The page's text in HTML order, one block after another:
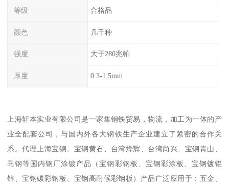
等级 合格品
颜色 几千种
强度 大于280兆帕
厚度 0.3-1.5mm
上海轩本实业有限公司是一家集钢铁贸易，物流，加工为一体的产
业全配套公司，与国内外各大钢铁生产企业建立了紧密的合作关
系。代理上海宝钢、宝钢黄石、台湾烨辉、台湾尚兴、宝钢青山、
马钢等国内钢厂涂镀产品（宝钢彩钢板、宝钢彩涂板、宝钢镀铝
锌、宝钢碳彩钢板、宝钢高耐候彩钢板）产品广泛应用于：五金、